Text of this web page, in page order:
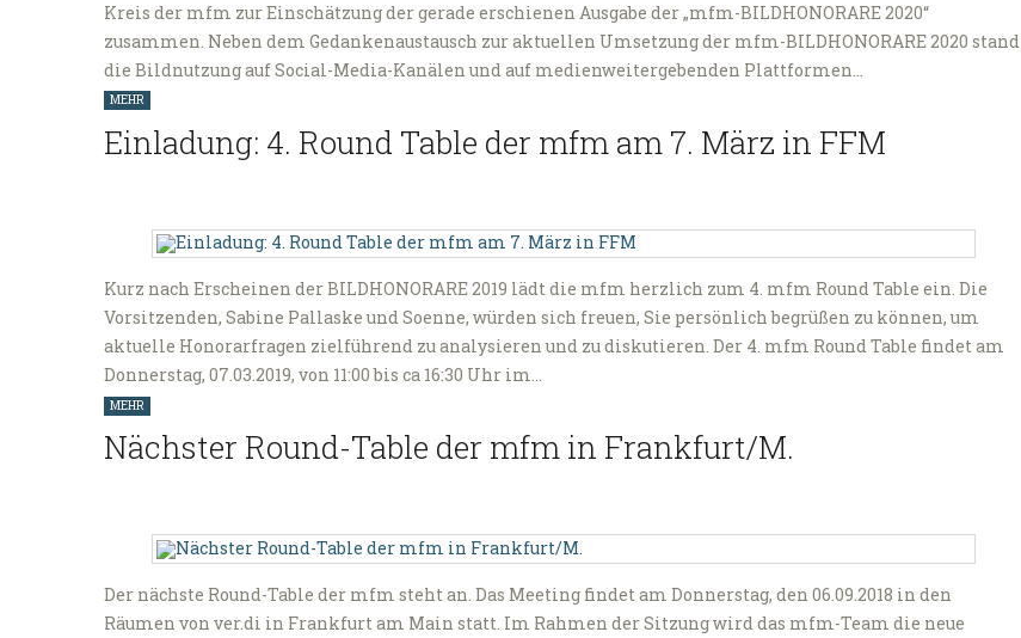
Kreis der mfm zur Einschätzung der gerade erschienen Ausgabe der „mfm-BILDHONORARE 2020“
zusammen. Neben dem Gedankenaustausch zur aktuellen Umsetzung der mfm-BILDHONORARE 2020 stand
die Bildnutzung auf Social-Media-Kanälen und auf medienweitergebenden Plattformen…
MEHR
Einladung: 4. Round Table der mfm am 7. März in FFM
Kurz nach Erscheinen der BILDHONORARE 2019 lädt die mfm herzlich zum 4. mfm Round Table ein. Die
Vorsitzenden, Sabine Pallaske und Soenne, würden sich freuen, Sie persönlich begrüßen zu können, um
aktuelle Honorarfragen zielführend zu analysieren und zu diskutieren. Der 4. mfm Round Table findet am
Donnerstag, 07.03.2019, von 11:00 bis ca 16:30 Uhr im…
MEHR
Nächster Round-Table der mfm in Frankfurt/M.
Der nächste Round-Table der mfm steht an. Das Meeting findet am Donnerstag, den 06.09.2018 in den
Räumen von ver.di in Frankfurt am Main statt. Im Rahmen der Sitzung wird das mfm-Team die neue